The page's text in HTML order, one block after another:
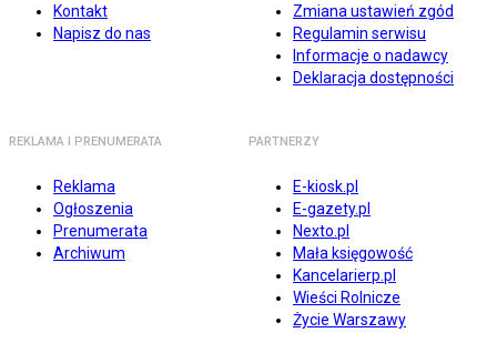
Kontakt
Napisz do nas
Zmiana ustawień zgód
Regulamin serwisu
Informacje o nadawcy
Deklaracja dostępności
REKLAMA I PRENUMERATA
Reklama
Ogłoszenia
Prenumerata
Archiwum
PARTNERZY
E-kiosk.pl
E-gazety.pl
Nexto.pl
Mała księgowość
Kancelarierp.pl
Wieści Rolnicze
Życie Warszawy